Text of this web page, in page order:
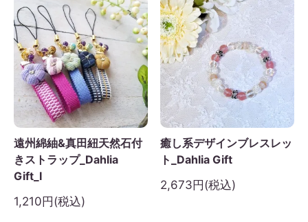
遠州綿紬&真田紐天然石付
きストラップ_Dahlia
Gift_I
1,210円(税込)
癒し系デザインブレスレッ
ト_Dahlia Gift
2,673円(税込)